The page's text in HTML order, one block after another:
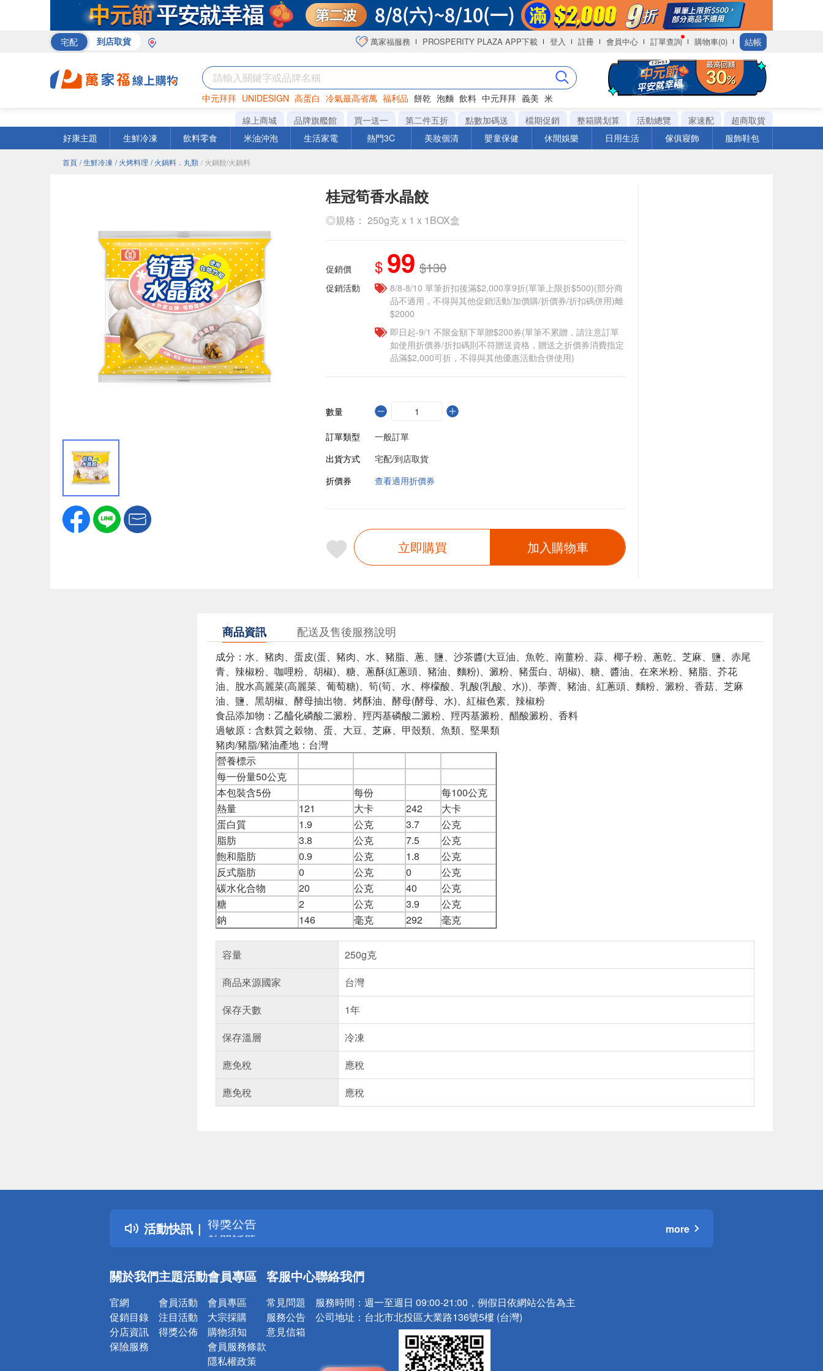
宅配 到店取貨 萬家福服務 PROSPERITY PLAZA APP下載 登入 註冊 會員中心 訂單查詢 購物車(0) 結帳
中元拜拜 UNIDESIGN 高蛋白 冷氣最高省萬 福利品 餅乾 泡麵 飲料 中元拜拜 義美 米
罐頭 海苔 洋芋片
線上商城 品牌旗艦館 買一送一 第二件五折 點數加碼送 檔期促銷 整箱購划算 活動總覽 家速配
超商取貨
好康主題
生鮮冷凍 飲料零食 米油沖泡 生活家電 熱門3C 美妝個清 嬰童保健 休閒娛樂 日用生活 傢俱寢飾 服飾鞋包
首頁 / 生鮮冷凍 / 火烤料理 / 火鍋料．丸類 / 火鍋餃/火鍋料
桂冠筍香水晶餃
◎規格： 250g克 x 1 x 1BOX盒
促銷價 $ 99 $130
促銷活動
8/8-8/10 單筆折扣後滿$2,000享9折(單筆上限折$500)(部分商
品不適用，不得與其他促銷活動/加價購/折價券/折扣碼併用)離
$2000
即日起-9/1 不限金額下單贈$200券(單筆不累贈，請注意訂單
如使用折價券/折扣碼則不符贈送資格，贈送之折價券消費指定
品滿$2,000可折，不得與其他優惠活動合併使用)
數量
訂單類型
一般訂單
出貨方式
宅配/到店取貨
折價券
查看適用折價券
立即購買 加入購物車
商品資訊 配送及售後服務說明
成分：水、豬肉、蛋皮(蛋、豬肉、水、豬脂、蔥、鹽、沙茶醬(大豆油、魚乾、南薑粉、蒜、椰子粉、蔥乾、芝麻、鹽、赤尾
青、辣椒粉、咖哩粉、胡椒)、糖、蔥酥(紅蔥頭、豬油、麵粉)、澱粉、豬蛋白、胡椒)、糖、醬油、在來米粉、豬脂、芥花
油、脫水高麗菜(高麗菜、葡萄糖)、筍(筍、水、檸檬酸、乳酸(乳酸、水))、荸薺、豬油、紅蔥頭、麵粉、澱粉、香菇、芝麻
油、鹽、黑胡椒、酵母抽出物、烤酥油、酵母(酵母、水)、紅椒色素、辣椒粉
食品添加物：乙醯化磷酸二澱粉、羥丙基磷酸二澱粉、羥丙基澱粉、醋酸澱粉、香料
過敏原：含麩質之穀物、蛋、大豆、芝麻、甲殼類、魚類、堅果類
豬肉/豬脂/豬油產地：台灣
營養標示
每一份量50公克
本包裝含5份
每份
每100公克
熱量
121 大卡 242
大卡
蛋白質
1.9 公克 3.7
公克
脂肪
3.8 公克 7.5
公克
飽和脂肪
0.9 公克 1.8
公克
反式脂肪
0 公克 0
公克
碳水化合物
20 公克 40
公克
糖
2 公克 3.9
公克
鈉
146 毫克 292 毫克
容量
250g克
商品來源國家
台灣
保存天數
1年
保存溫層
冷凍
應免稅
應稅
應免稅
應稅
活動快訊
詐騙網頁！請小心！
得獎公告
熱門話題
銀行優惠
詐騙網頁！請小心！
more
關於我們
官網
促銷目錄
分店資訊
保險服務
主題活動
會員活動
注目活動
得獎公佈
會員專區
會員專區
大宗採購
購物須知
會員服務條款
隱私權政策
客服中心
常見問題
服務公告
意見信箱
聯絡我們
服務時間： 週一至週日 09:00-21:00，例假日依網站公告為主
公司地址： 台北市北投區大業路136號5樓 (台灣)